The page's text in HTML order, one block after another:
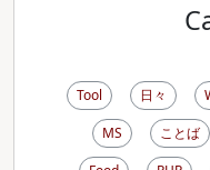
Tool 日々
MS
ことば